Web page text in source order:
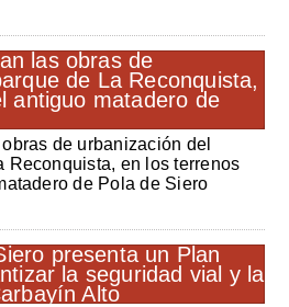
de urbanización del
Reconquista, en los terrenos
de Pola de Siero